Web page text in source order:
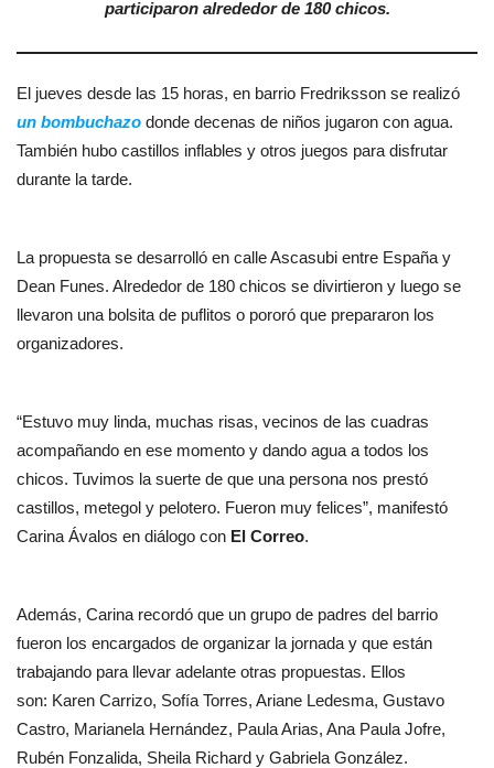
participaron alrededor de 180 chicos.
El jueves desde las 15 horas, en barrio Fredriksson se realizó
un bombuchazo donde decenas de niños jugaron con agua.
También hubo castillos inflables y otros juegos para disfrutar
durante la tarde.
La propuesta se desarrolló en calle Ascasubi entre España y
Dean Funes. Alrededor de 180 chicos se divirtieron y luego se
llevaron una bolsita de puflitos o pororó que prepararon los
organizadores.
“Estuvo muy linda, muchas risas, vecinos de las cuadras
acompañando en ese momento y dando agua a todos los
chicos. Tuvimos la suerte de que una persona nos prestó
castillos, metegol y pelotero. Fueron muy felices”, manifestó
Carina Ávalos en diálogo con El Correo.
Además, Carina recordó que un grupo de padres del barrio
fueron los encargados de organizar la jornada y que están
trabajando para llevar adelante otras propuestas. Ellos
son: Karen Carrizo, Sofía Torres, Ariane Ledesma, Gustavo
Castro, Marianela Hernández, Paula Arias, Ana Paula Jofre,
Rubén Fonzalida, Sheila Richard y Gabriela González.